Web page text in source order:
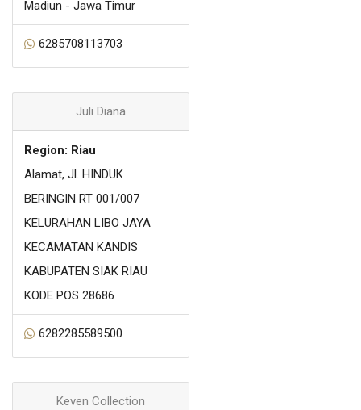
Madiun - Jawa Timur
6285708113703
Juli Diana
Region: Riau
Alamat, Jl. HINDUK
BERINGIN RT 001/007
KELURAHAN LIBO JAYA
KECAMATAN KANDIS
KABUPATEN SIAK RIAU
KODE POS 28686
6282285589500
Keven Collection